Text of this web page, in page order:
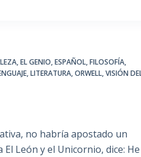
,EL GENIO,ESPAÑOL,FILOSOFÍA,
,LITERATURA,ORWELL,VISIÓN
no habría apostado un
León y el Unicornio, dice: He